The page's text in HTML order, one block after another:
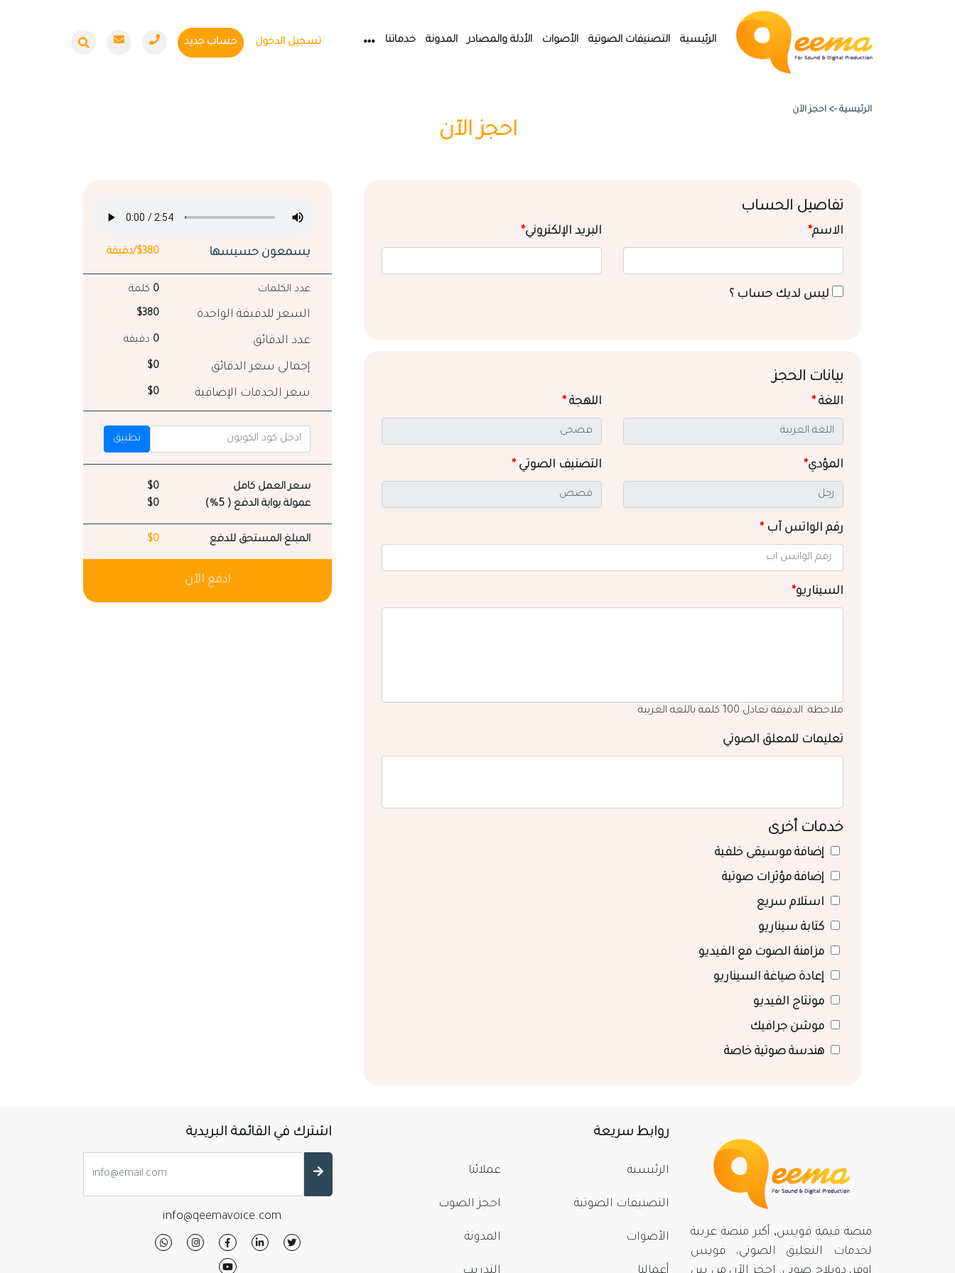
الرئيسية التصنيفات الصوتية الأصوات الأدلة والمصادر المدونة خدماتنا تسجيل الدخول حساب جديد
الرئيسية -> احجز الآن
احجز الآن
تفاصيل الحساب
الاسم* البريد الإلكتروني*
ليس لديك حساب ؟
بيانات الحجز
اللغة* اللهجة*
المؤدي* التصنيف الصوتي*
رقم الواتس آب*
السيناريو*
ملاحظة: الدقيقة تعادل 100 كلمة باللغة العربية
تعليمات للمعلق الصوتي
خدمات أخرى
إضافة موسيقى خلفية
إضافة مؤثرات صوتية
استلام سريع
كتابة سيناريو
مزامنة الصوت مع الفيديو
إعادة صياغة السيناريو
مونتاج الفيديو
موشن جرافيك
هندسة صوتية خاصة
يسمعون حسيسها $380/دقيقة
عدد الكلمات 0 كلمة
السعر للدقيقة الواحدة $380
عدد الدقائق 0 دقيقة
إجمالي سعر الدقائق $0
سعر الخدمات الإضافية $0
تطبيق
سعر العمل كامل
$0
عمولة بوابة الدفع ( 5%)
$0
المبلغ المستحق للدفع $0
ادفع الآن
منصة قيمة فويس, أكبر منصة عربية
لخدمات التعليق الصوتي، فويس
روابط سريعة
الرئيسية
التصنيفات الصوتية
الأصوات
عملائنا
احجز الصوت
المدونة
اشترك في القائمة البريدية
info@qeemavoice.com